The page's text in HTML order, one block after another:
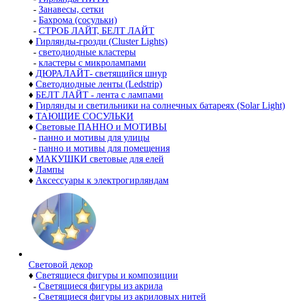
- Занавесы, сетки
- Бахрома (сосульки)
- СТРОБ ЛАЙТ, БЕЛТ ЛАЙТ
♦ Гирлянды-грозди (Cluster Lights)
- светодиодные кластеры
- кластеры с микролампами
♦ ДЮРАЛАЙТ- светящийся шнур
♦ Светодиодные ленты (Ledstrip)
♦ БЕЛТ ЛАЙТ - лента с лампами
♦ Гирлянды и светильники на солнечных батареях (Solar Light)
♦ ТАЮЩИЕ СОСУЛЬКИ
♦ Световые ПАННО и МОТИВЫ
- панно и мотивы для улицы
- панно и мотивы для помещения
♦ МАКУШКИ световые для елей
♦ Лампы
♦ Аксессуары к электрогирляндам
Световой декор
♦ Светящиеся фигуры и композиции
- Светящиеся фигуры из акрила
- Светящиеся фигуры из акриловых нитей